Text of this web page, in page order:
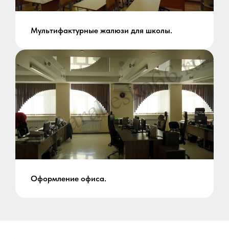
Мультифактурные жалюзи для школы.
Оформление офиса.